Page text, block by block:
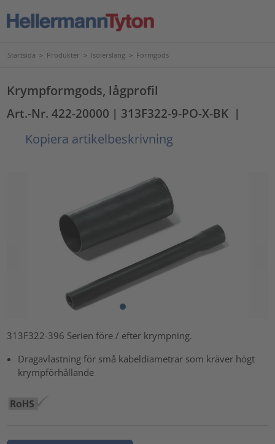
Startsida > Produkter > Isolerslang > Formgods
Krympformgods, lågprofil
Art.-Nr. 422-20000 | 313F322-9-PO-X-BK |
Kopiera artikelbeskrivning
313F322-396 Serien före / efter krympning.
Dragavlastning för små kabeldiametrar som kräver högt
krympförhållande